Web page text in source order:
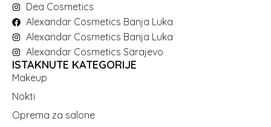
Dea Cosmetics
Alexandar Cosmetics Banja Luka
Alexandar Cosmetics Banja Luka
Alexandar Cosmetics Sarajevo
ISTAKNUTE KATEGORIJE
Makeup
Nokti
Oprema za salone